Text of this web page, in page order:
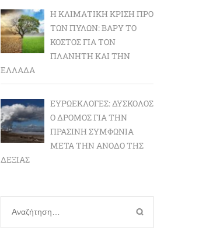
Η ΚΛΙΜΑΤΙΚΉ ΚΡΊΣΗ ΠΡΟ
ΤΩΝ ΠΥΛΏΝ: BΑΡΎ ΤΟ
ΚΌΣΤΟΣ ΓΙΑ ΤΟΝ
ΠΛΑΝΉΤΗ ΚΑΙ ΤΗΝ
ΕΛΛΆΔΑ
ΕΥΡΩΕΚΛΟΓΈΣ: ΔΎΣΚΟΛΟΣ
Ο ΔΡΌΜΟΣ ΓΙΑ ΤΗΝ
ΠΡΆΣΙΝΗ ΣΥΜΦΩΝΊΑ
ΜΕΤΆ ΤΗΝ ΆΝΟΔΟ ΤΗΣ
ΔΕΞΙΆΣ
Αναζήτηση
για: